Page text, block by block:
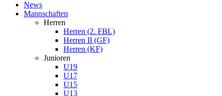
News
Mannschaften
Herren
Herren (2. FBL)
Herren II (GF)
Herren (KF)
Junioren
U19
U17
U15
U13